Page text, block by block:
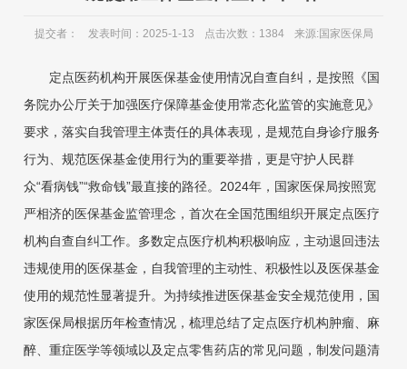
提交者： 发表时间：2025-1-13 点击次数：1384 来源:国家医保局
定点医药机构开展医保基金使用情况自查自纠，是按照《国
务院办公厅关于加强医疗保障基金使用常态化监管的实施意见》
要求，落实自我管理主体责任的具体表现，是规范自身诊疗服务
行为、规范医保基金使用行为的重要举措，更是守护人民群
众“看病钱”“救命钱”最直接的路径。2024年，国家医保局按照宽
严相济的医保基金监管理念，首次在全国范围组织开展定点医疗
机构自查自纠工作。多数定点医疗机构积极响应，主动退回违法
违规使用的医保基金，自我管理的主动性、积极性以及医保基金
使用的规范性显著提升。为持续推进医保基金安全规范使用，国
家医保局根据历年检查情况，梳理总结了定点医疗机构肿瘤、麻
醉、重症医学等领域以及定点零售药店的常见问题，制发问题清